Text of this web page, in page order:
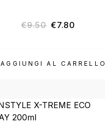
AGGIUNGI AL CARRELLO
€9.50 €7.80